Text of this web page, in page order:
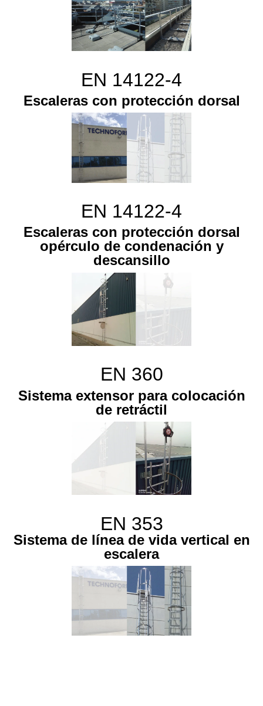
EN 14122-4
Escaleras con protección dorsal
EN 14122-4
Escaleras con protección dorsal
opérculo de condenación y
descansillo
EN 360
Sistema extensor para colocación
de retráctil
EN 353
Sistema de línea de vida vertical en
escalera